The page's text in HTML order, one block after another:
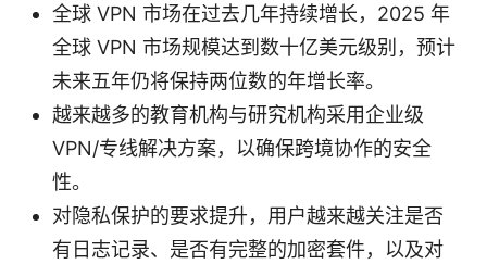
全球 VPN 市场在过去几年持续增长，2025 年
全球 VPN 市场规模达到数十亿美元级别，预计
未来五年仍将保持两位数的年增长率。
越来越多的教育机构与研究机构采用企业级
VPN/专线解决方案，以确保跨境协作的安全
性。
对隐私保护的要求提升，用户越来越关注是否
有日志记录、是否有完整的加密套件，以及对